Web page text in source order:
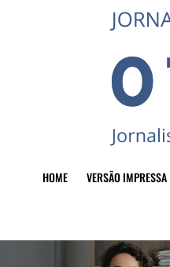
HOME VERSÃO IMPRESSA